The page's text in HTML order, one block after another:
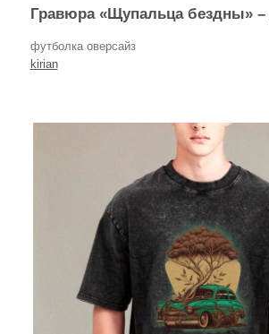
Гравюра «Щупальца бездны» –
футболка оверсайз
kirian